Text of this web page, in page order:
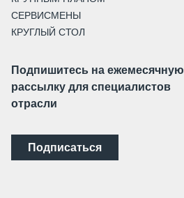
СЕРВИСМЕНЫ
КРУГЛЫЙ СТОЛ
Подпишитесь на ежемесячную
рассылку для специалистов
отрасли
Подписаться